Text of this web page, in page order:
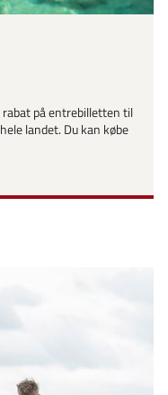
rabat på entrebilletten til
landet. Du kan købe